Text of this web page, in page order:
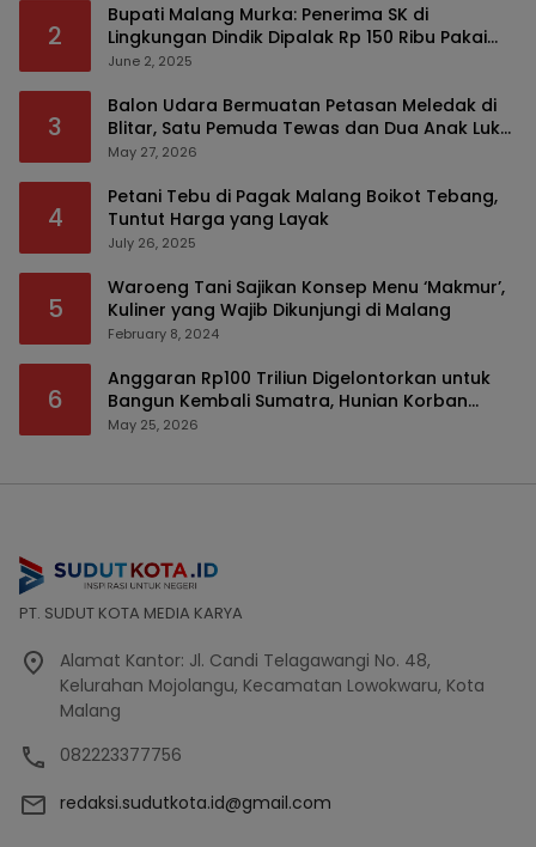
2
Bupati Malang Murka: Penerima SK di
Lingkungan Dindik Dipalak Rp 150 Ribu Pakai
Modus Tumpengan, KPK Turut Pantau
June 2, 2025
3
Balon Udara Bermuatan Petasan Meledak di
Blitar, Satu Pemuda Tewas dan Dua Anak Luka
Serius
May 27, 2026
4
Petani Tebu di Pagak Malang Boikot Tebang,
Tuntut Harga yang Layak
July 26, 2025
5
Waroeng Tani Sajikan Konsep Menu ‘Makmur’,
Kuliner yang Wajib Dikunjungi di Malang
February 8, 2024
6
Anggaran Rp100 Triliun Digelontorkan untuk
Bangun Kembali Sumatra, Hunian Korban
Bencana Bakal Difokuskan
May 25, 2026
PT. SUDUT KOTA MEDIA KARYA
Alamat Kantor: Jl. Candi Telagawangi No. 48,
Kelurahan Mojolangu, Kecamatan Lowokwaru, Kota
Malang
082223377756
redaksi.sudutkota.id@gmail.com